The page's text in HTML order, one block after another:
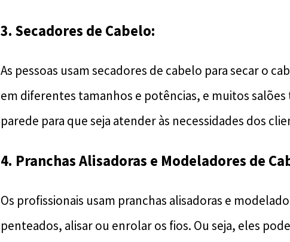
3. Secadores de Cabelo:
As pessoas usam secadores de cabelo para secar o
em diferentes tamanhos e potências, e muitos salões
parede para que seja atender às necessidades dos
4. Pranchas Alisadoras e Modeladores de
Os profissionais usam pranchas alisadoras e
penteados, alisar ou enrolar os fios. Ou seja, eles